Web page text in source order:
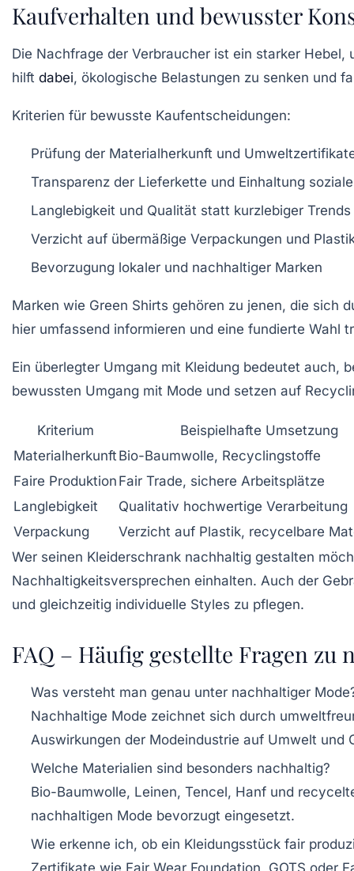
Kaufverhalten und bewusster
Die Nachfrage der Verbraucher ist ein starker
hilft dabei, ökologische Belastungen zu senken und
Kriterien für bewusste Kaufentscheidungen:
Prüfung der Materialherkunft und
Transparenz der Lieferkette und Einhaltung
Langlebigkeit und Qualität statt kurzlebiger Trends
Verzicht auf übermäßige Verpackungen und
Bevorzugung lokaler und nachhaltiger Marken
Marken wie Green Shirts gehören zu jenen, die sich
hier umfassend informieren und eine fundierte Wahl
Ein überlegter Umgang mit Kleidung bedeutet auch,
bewussten Umgang mit Mode und setzen auf
Kriterium
Beispielhafte Umsetzung
Materialherkunft Bio-Baumwolle, Recyclingstoffe
Faire Produktion Fair Trade, sichere Arbeitsplätze
Langlebigkeit
Qualitativ hochwertige Verarbeitung
Verpackung
Verzicht auf Plastik, recycelbare
Wer seinen Kleiderschrank nachhaltig gestalten
Nachhaltigkeitsversprechen einhalten. Auch der
und gleichzeitig individuelle Styles zu pflegen.
FAQ – Häufig gestellte Fragen zu
Was versteht man genau unter nachhaltiger
Nachhaltige Mode zeichnet sich durch
Auswirkungen der Modeindustrie auf Umwelt und
Welche Materialien sind besonders nachhaltig?
Bio-Baumwolle, Leinen, Tencel, Hanf und
nachhaltigen Mode bevorzugt eingesetzt.
Wie erkenne ich, ob ein Kleidungsstück fair